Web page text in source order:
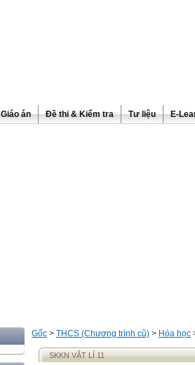
Giáo án Đề thi & Kiểm tra Tư liệu E-
Gốc > THCS (Chương trình cũ) > Hóa học
SKKN VẬT LÍ 11